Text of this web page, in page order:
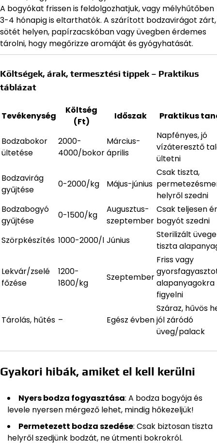
A bogyókat frissen is feldolgozhatjuk, vagy mélyhűtőben
3-4 hónapig is eltarthatók. A szárított bodzavirágot zárt,
sötét helyen, papírzacskóban vagy üvegben érdemes
tárolni, hogy megőrizze aromáját és gyógyhatását.
Költségek, árak, termesztési tippek – Praktikus
táblázat
Tevékenység
Költség
(Ft)
Időszak Praktikus
Bodzabokor
ültetése
2000-
4000/bokor
Március-
április
Napfényes, jó
vízáteresztő
ültetni
Bodzavirág
gyűjtése
0-2000/kg Május-június
Csak tiszta,
helyről szedni
Bodzabogyó
gyűjtése
0-1500/kg
Augusztus-
szeptember
Csak teljesen
bogyót szedni
Szörpkészítés 1000-2000/l Június
Sterilizált
tiszta
Lekvár/zselé
főzése
1200-
1800/kg
Szeptember
Friss vagy
alapanyagokra
figyelni
Tárolás, hűtés – Egész évben
Száraz, hűvös
jól záródó
üveg/palack
Gyakori hibák, amiket el kell kerülni
Nyers bodza fogyasztása: A bodza bogyója és
levele nyersen mérgező lehet, mindig hőkezeljük!
Permetezett bodza szedése: Csak biztosan tiszta
helyről szedjünk bodzát, ne útmenti bokrokról.